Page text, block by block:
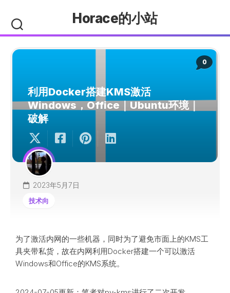
content
Horace的小站
0
利用Docker搭建KMS激活
Windows，Office｜Ubuntu环境｜
破解
2023年5月7日
技术向
为了激活内网的一些机器，同时为了避免市面上的KMS工
具夹带私货，故在内网利用Docker搭建一个可以激活
Windows和Office的KMS系统。